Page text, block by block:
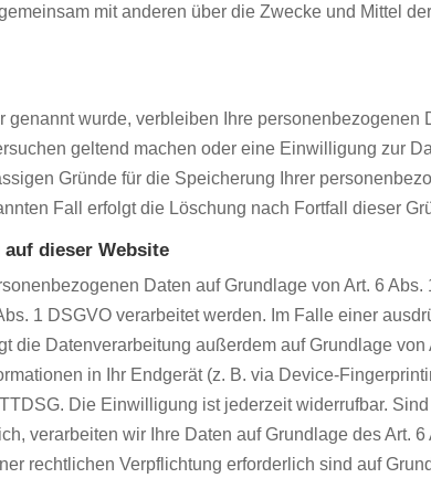
mit anderen über die Zwecke und Mittel
wurde, verbleiben Ihre personenbezogenen
geltend machen oder eine Einwilligung zur
Gründe für die Speicherung Ihrer
Fall erfolgt die Löschung nach Fortfall dieser
dieser Website
Daten auf Grundlage von Art. 6 Abs.
1 DSGVO verarbeitet werden. Im Falle einer
Datenverarbeitung außerdem auf Grundlage von
in Ihr Endgerät (z. B. via Device-
Die Einwilligung ist jederzeit widerrufbar.
verarbeiten wir Ihre Daten auf Grundlage des Art. 6
rechtlichen Verpflichtung erforderlich sind auf